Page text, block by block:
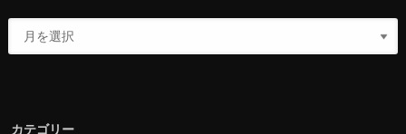
カテゴリー